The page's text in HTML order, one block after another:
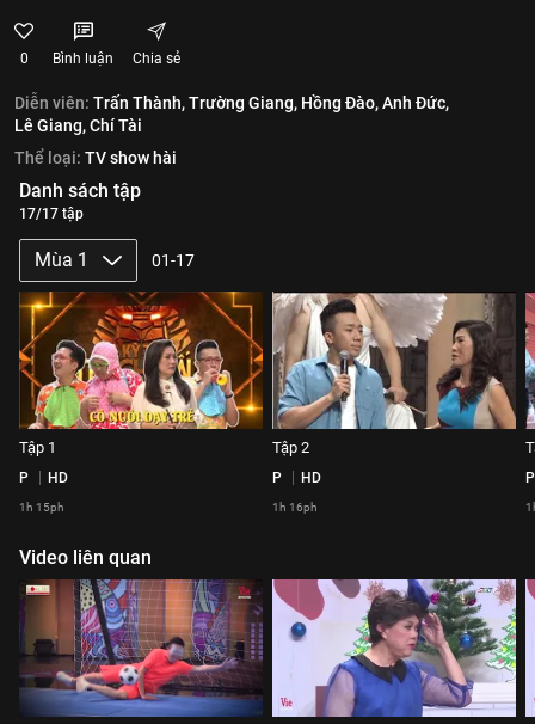
0 Bình luận Chia sẻ
Diễn viên: Trấn Thành,Trường Giang, Hồng Đào,Anh Đức,
Lê Giang,Chí Tài
Thể loại: TV show hài
Danh sách tập
17/17 tập
Mùa 1 01-17
Tập 1
P HD
1h 15ph
Tập 2
P HD
1h 16ph
P
Video liên quan